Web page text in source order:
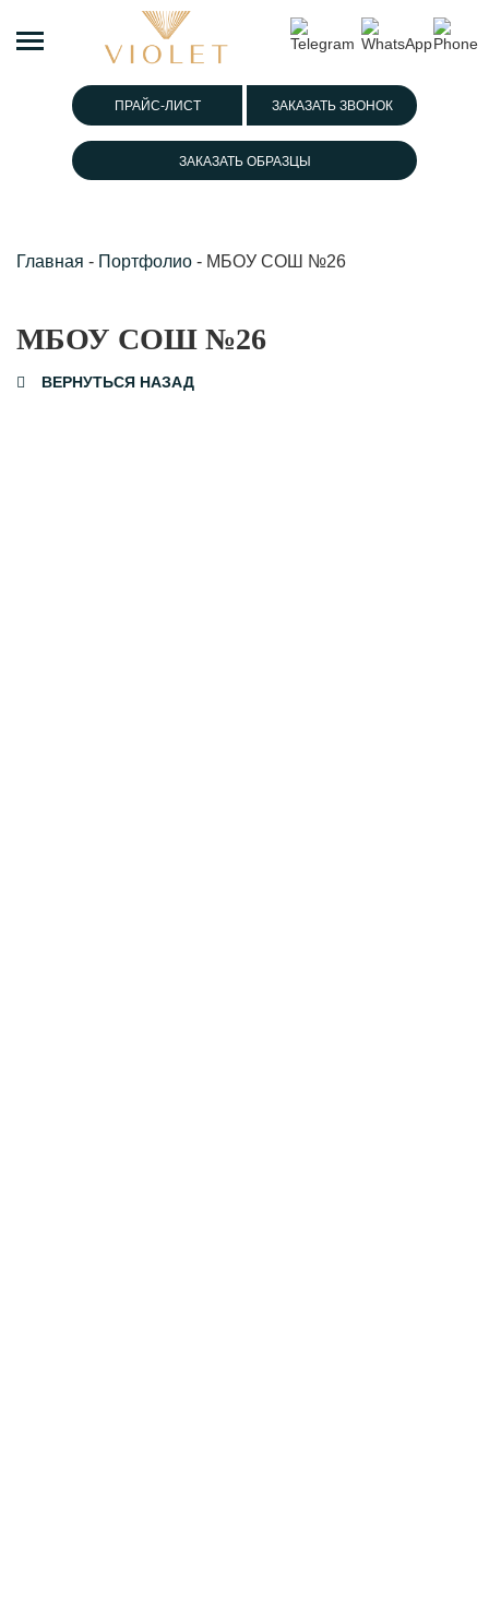
ПРАЙС-ЛИСТ ЗАКАЗАТЬ ЗВОНОК
ЗАКАЗАТЬ ОБРАЗЦЫ
Главная - Портфолио - МБОУ СОШ №26
МБОУ СОШ №26
ВЕРНУТЬСЯ НАЗАД